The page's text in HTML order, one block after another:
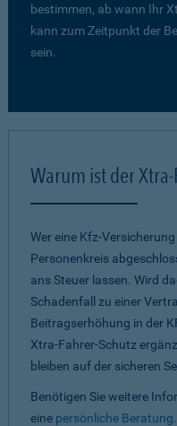
bestimmen, ab wann Ihr
kann zum Zeitpunkt der
sein.
Warum ist der
Wer eine Kfz-
Personenkreis
ans Steuer lassen. Wird
Schadenfall zu einer
Beitragserhöhung in der
Xtra-Fahrer-Schutz
bleiben auf der sicheren
Benötigen Sie weitere
eine persönliche Beratung.